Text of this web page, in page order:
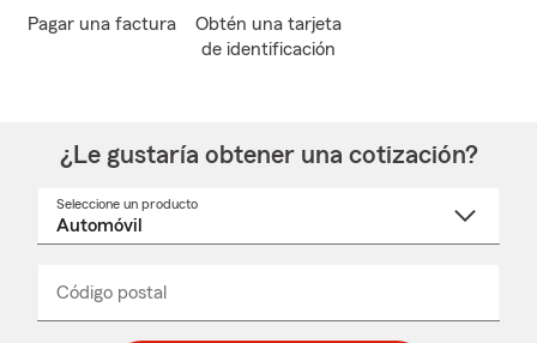
Pagar una factura
Obtén una tarjeta
de identificación
¿Le gustaría obtener una cotización?
Seleccione un producto
desplegable
Código postal
_____